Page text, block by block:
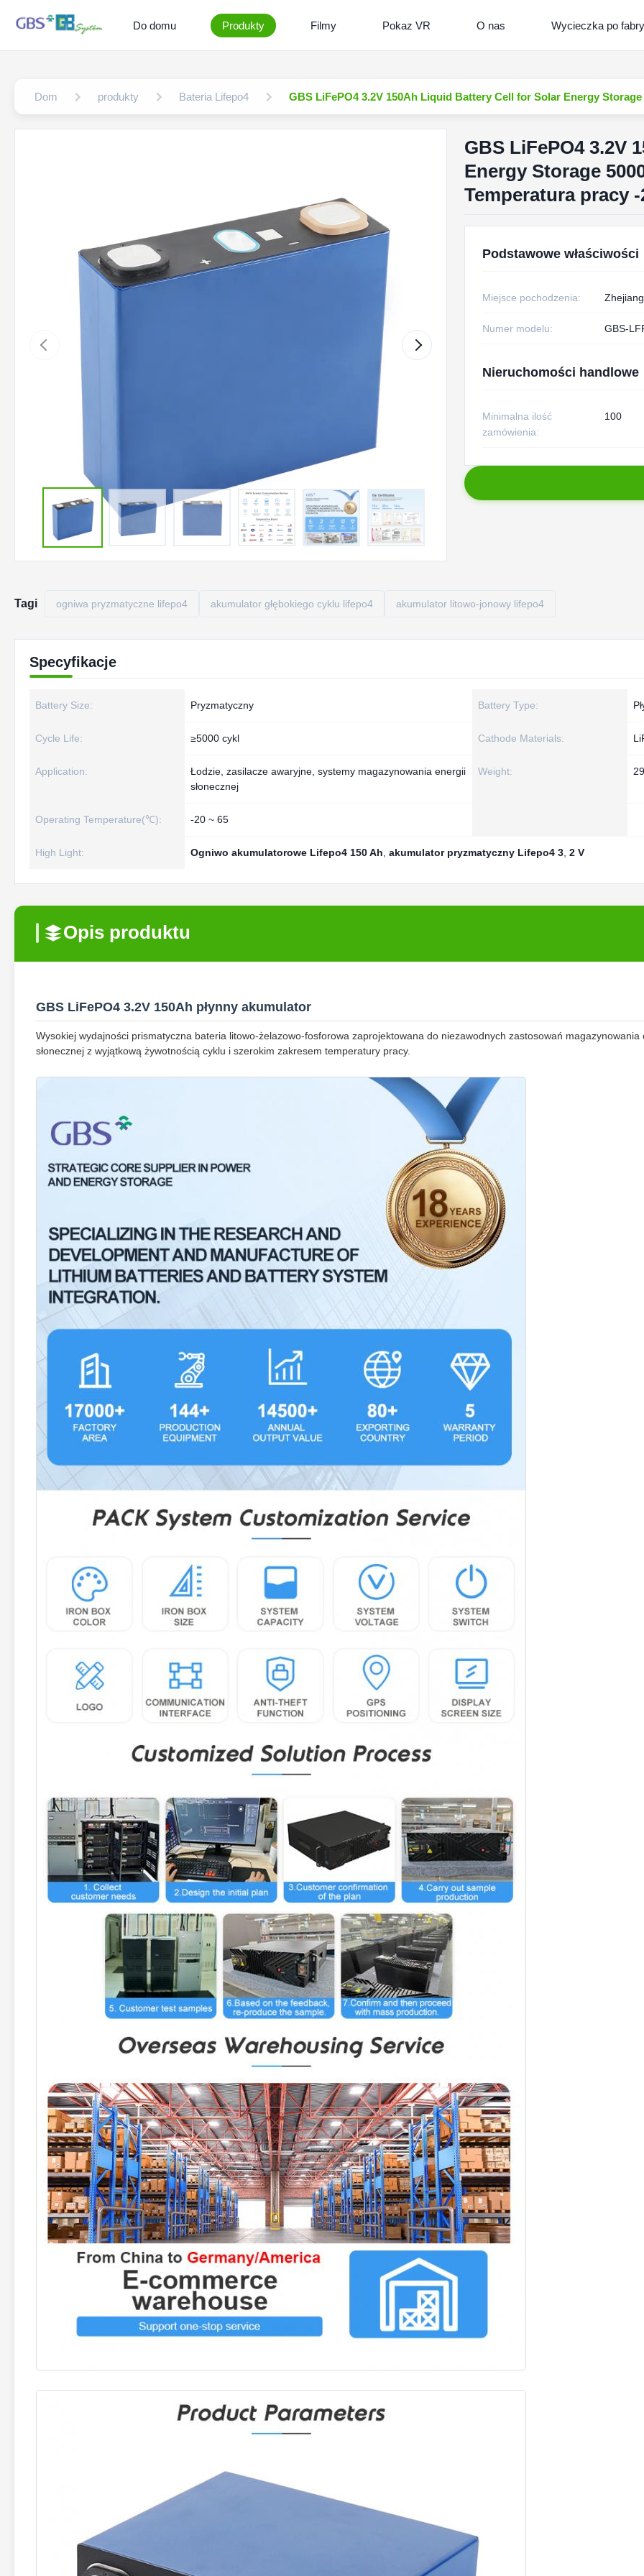
Do domu Produkty Filmy Pokaz VR O nas Wycieczka po
Dom produkty Bateria Lifepo4 GBS LiFePO4 3.2V 150Ah Liquid Battery Cell for Solar Energy
GBS LiFePO4 3.2V
Energy Storage
Temperatura pracy -
Podstawowe właściwości
Miejsce pochodzenia:
Numer modelu: GBS-
Nieruchomości handlowe
Minimalna ilość
zamówienia:
100
Tagi ogniwa pryzmatyczne lifepo4 akumulator głębokiego cyklu lifepo4 akumulator litowo-jonowy lifepo4
Specyfikacje
Battery Size: Pryzmatyczny Battery Type:
Cycle Life: ≥5000 cykl Cathode Materials:
Application:
Łodzie, zasilacze awaryjne, systemy magazynowania energii
słonecznej
Weight:
Operating Temperature(℃): -20 ~ 65
High Light: Ogniwo akumulatorowe Lifepo4 150 Ah akumulator pryzmatyczny Lifepo4 3 2 V
Opis produktu
GBS LiFePO4 3.2V 150Ah płynny akumulator
Wysokiej wydajności prismatyczna bateria litowo-żelazowo-fosforowa zaprojektowana do niezawodnych zastosowań magazynowania
słonecznej z wyjątkową żywotnością cyklu i szerokim zakresem temperatury pracy.